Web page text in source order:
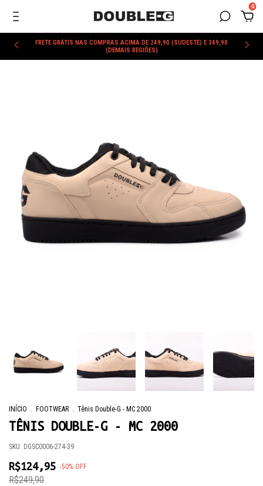
0
FRETE GRÁTIS NAS COMPRAS ACIMA DE 249,90 (SUDESTE) E 349,90
(DEMAIS REGIÕES)
INÍCIO . FOOTWEAR . Tênis Double-G - MC 2000
TÊNIS DOUBLE-G - MC 2000
SKU: DGSC0006-274-39
R$124,95 -50% OFF
R$249,90